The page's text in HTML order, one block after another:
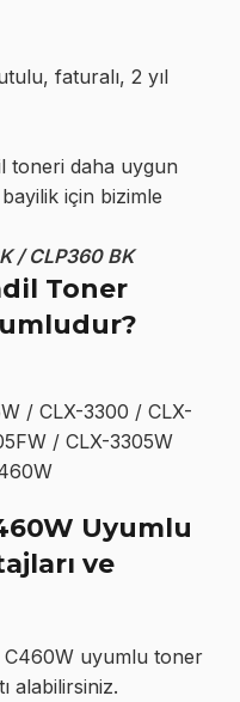
faturalı, 2 yıl
toneri daha uygun
için bizimle
/ CLP360 BK
Toner
/ CLX-3300 / CLX-
/ CLX-3305W
Uyumlu
ve
C460W uyumlu toner
alabilirsiniz.